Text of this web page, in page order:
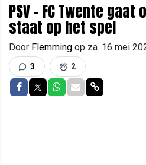
PSV - FC Twente
staat op het spel
Door Flemming op za. 16 mei
3 2
Delen op Facebook
Delen op Twitter
Delen op Whatsapp
Delen via Mail
Delen via